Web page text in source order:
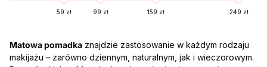
59 zł 99 zł 159 zł 249 zł
Matowa pomadka znajdzie zastosowanie w każdym rodzaju
makijażu – zarówno dziennym, naturalnym, jak i wieczorowym.